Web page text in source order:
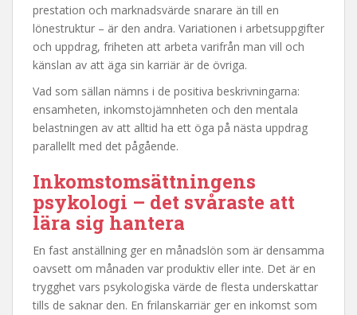
prestation och marknadsvärde snarare än till en
lönestruktur – är den andra. Variationen i arbetsuppgifter
och uppdrag, friheten att arbeta varifrån man vill och
känslan av att äga sin karriär är de övriga.
Vad som sällan nämns i de positiva beskrivningarna:
ensamheten, inkomstojämnheten och den mentala
belastningen av att alltid ha ett öga på nästa uppdrag
parallellt med det pågående.
Inkomstomsättningens
psykologi – det svåraste att
lära sig hantera
En fast anställning ger en månadslön som är densamma
oavsett om månaden var produktiv eller inte. Det är en
trygghet vars psykologiska värde de flesta underskattar
tills de saknar den. En frilanskarriär ger en inkomst som